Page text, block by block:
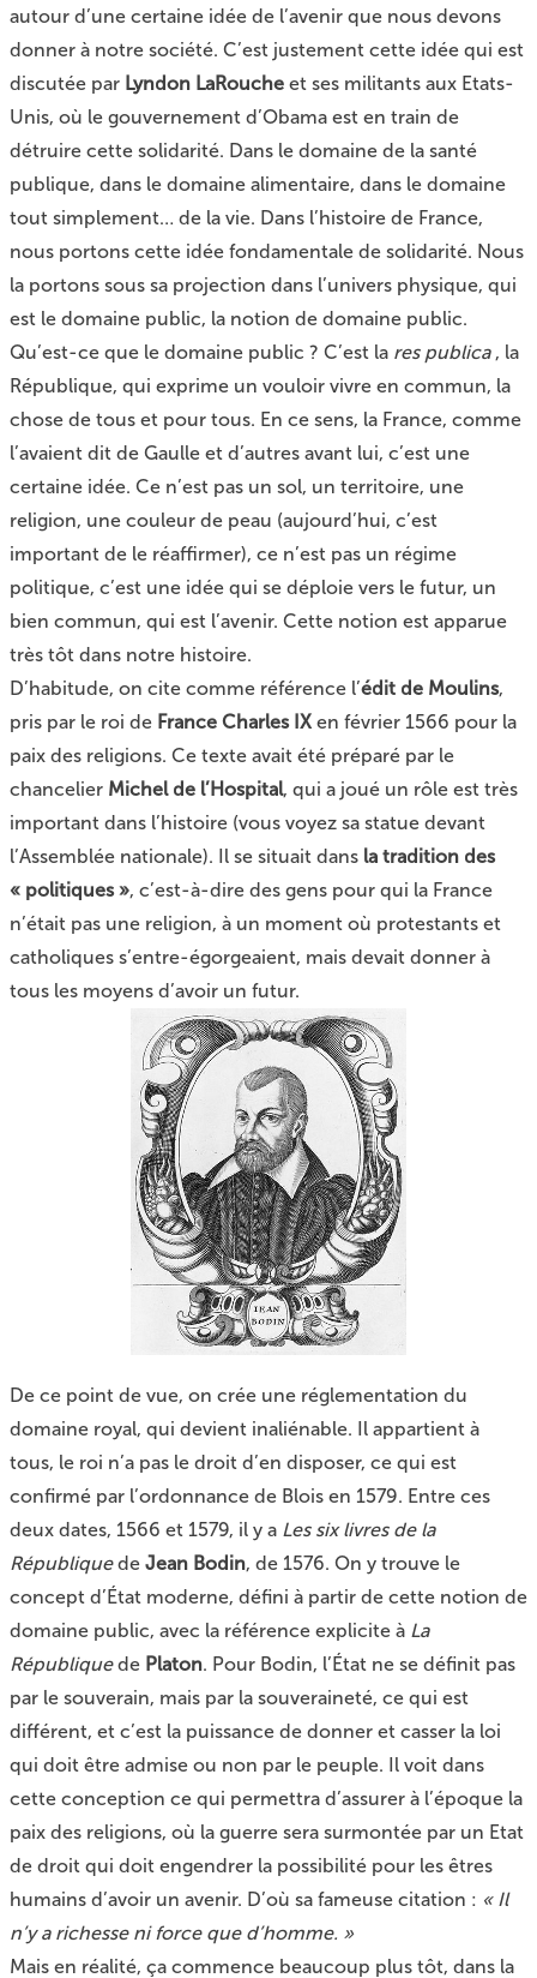
autour d’une certaine idée de l’avenir que nous devons
donner à notre société. C’est justement cette idée qui est
discutée par Lyndon LaRouche et ses militants aux Etats-
Unis, où le gouvernement d’Obama est en train de
détruire cette solidarité. Dans le domaine de la santé
publique, dans le domaine alimentaire, dans le domaine
tout simplement… de la vie. Dans l’histoire de France,
nous portons cette idée fondamentale de solidarité. Nous
la portons sous sa projection dans l’univers physique, qui
est le domaine public, la notion de domaine public.
Qu’est-ce que le domaine public ? C’est la res publica , la
République, qui exprime un vouloir vivre en commun, la
chose de tous et pour tous. En ce sens, la France, comme
l’avaient dit de Gaulle et d’autres avant lui, c’est une
certaine idée. Ce n’est pas un sol, un territoire, une
religion, une couleur de peau (aujourd’hui, c’est
important de le réaffirmer), ce n’est pas un régime
politique, c’est une idée qui se déploie vers le futur, un
bien commun, qui est l’avenir. Cette notion est apparue
très tôt dans notre histoire.
D’habitude, on cite comme référence l’édit de Moulins,
pris par le roi de France Charles IX en février 1566 pour la
paix des religions. Ce texte avait été préparé par le
chancelier Michel de l’Hospital, qui a joué un rôle est très
important dans l’histoire (vous voyez sa statue devant
l’Assemblée nationale). Il se situait dans la tradition des
« politiques », c’est-à-dire des gens pour qui la France
n’était pas une religion, ­à un moment où protestants et
catholiques s’entre-égorgeaient, mais devait donner à
tous les moyens d’avoir un futur.
De ce point de vue, on crée une réglementation du
domaine royal, qui devient inaliénable. Il appartient à
tous, le roi n’a pas le droit d’en disposer, ce qui est
confirmé par l’ordonnance de Blois en 1579. Entre ces
deux dates, 1566 et 1579, il y a Les six livres de la
Républiquede Jean Bodin, de 1576. On y trouve le
concept d’État moderne, défini à partir de cette notion de
domaine public, avec la référence explicite à La
Républiquede Platon. Pour Bodin, l’État ne se définit pas
par le souverain, mais par la souveraineté, ce qui est
différent, et c’est la puissance de donner et casser la loi
qui doit être admise ou non par le peuple. Il voit dans
cette conception ce qui permettra d’assurer à l’époque la
paix des religions, où la guerre sera surmontée par un Etat
de droit qui doit engendrer la possibilité pour les êtres
humains d’avoir un avenir. D’où sa fameuse citation : « Il
n’y a richesse ni force que d’homme. »
Mais en réalité, ça commence beaucoup plus tôt, dans la